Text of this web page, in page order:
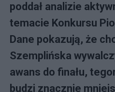
poddał analizie
temacie Konkursu
Dane pokazują, że
Szemplińska
awans do finału,
budzi znacznie